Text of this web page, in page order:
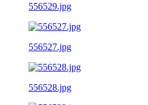
556529.jpg
556527.jpg
556528.jpg